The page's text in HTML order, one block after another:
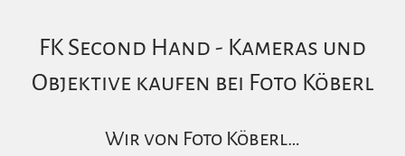
FK Second Hand - Kameras und
Objektive kaufen bei Foto Köberl
Wir von Foto Köberl…